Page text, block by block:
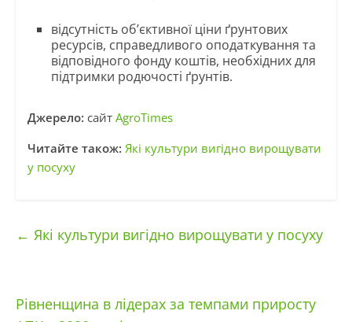
відсутність об’єктивної ціни ґрунтових
ресурсів, справедливого оподаткування та
відповідного фонду коштів, необхідних для
підтримки родючості ґрунтів.
Джерело: сайт AgroTimes
Читайте також: Які культури вигідно вирощувати
у посуху
← Які культури вигідно вирощувати у посуху
Рівненщина в лідерах за темпами приросту